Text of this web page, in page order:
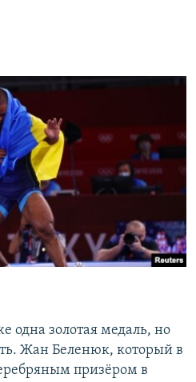
одна золотая медаль, но
Жан Беленюк, который в
призёром в